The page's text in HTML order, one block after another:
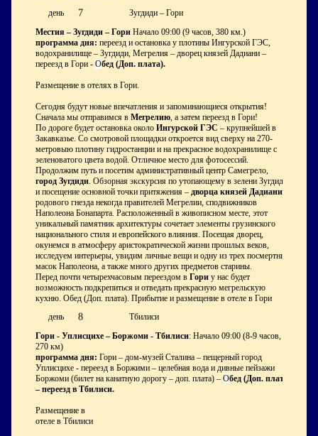
день
7
Зугдиди – Гори
Местия – Зугдиди – Гори Начало 09:00 (9 часов, 380 км.)
программа дня: переезд и остановка у плотины Ингурской ГЭС,
водохранилище – Зугдиди, Мегрелия – дворец князей Дадиани –
переезд в Гори - Обед (Доп. плата).
Размещение в отелях в Гори.
Сегодня будут новые впечатления и запоминающиеся открытия!
Сначала мы отправимся в Мегрелию , а затем переезд в Гори!
По дороге будет остановка около Ингурской ГЭС – крупнейшей в
Закавказье. Со смотровой площадки откроется вид сверху на 270-
метровыю плотину гидростанции и на прекрасное водохранилище с
зеленоватого цвета водой. Отличное место для фотосессий.
Продолжим путь и посетим административный центр Самегрело,
город Зугдиди . Обзорная экскурсия по утопающему в зелени Зугдиди
и посещение основной точки притяжения – дворца князей Дадиани
родового гнезда некогда правителей Мегрелии, сподвижников
Наполеона Бонапарта. Расположенный в живописном месте, этот
уникальный памятник архитектуры сочетает элементы грузинского
национального стиля и европейского влияния. Посещая дворец,
окунемся в атмосферу аристократической жизни прошлых веков,
исследуем интерьеры, увидим личные вещи и одну из трех посмертных
масок Наполеона, а также много других предметов старины.
Перед почти четырехчасовым переездом в Гори у нас будет
возможность подкрепиться и отведать прекрасную мегрельскую
кухню. Обед (Доп. плата). Прибытие и размещение в отеле в Гори
день
8
Тбилиси
Гори - Уплисцихе – Боржоми - Тбилиси: Начало 09:00 (8-9 часов,
270 км)
программа дня: Гори – дом-музей Сталина – пещерный город
Уплисцихе - переезд в Боржими – целебная вода и дивные пейзажи
Боржоми (билет на канатную дорогу – доп. плата) – Обед (Доп. плата)
– переезд в Тбилиси.
Размещение в
отеле в Тбилиси